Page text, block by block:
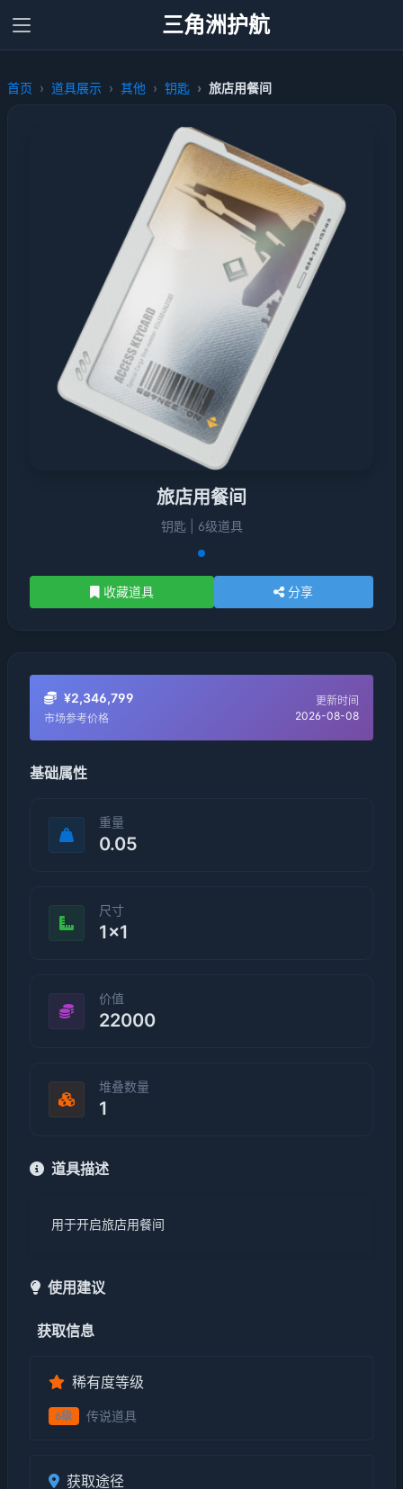
三角洲护航
首页 道具展示 其他 钥匙 旅店用餐间
旅店用餐间
钥匙 | 6级道具
收藏道具 分享
¥2,346,799
市场参考价格
更新时间
2026-08-08
基础属性
重量
0.05
尺寸
1×1
价值
22000
堆叠数量
1
道具描述
用于开启旅店用餐间
使用建议
获取信息
稀有度等级
6级 传说道具
获取途径